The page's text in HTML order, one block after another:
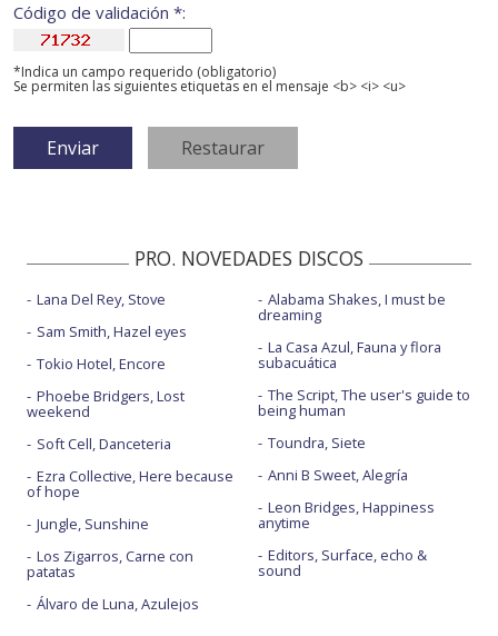
Código de validación *:
*Indica un campo requerido (obligatorio)
Se permiten las siguientes etiquetas en el mensaje <b> <i> <u>
PRO. NOVEDADES DISCOS
Lana Del Rey, Stove
Sam Smith, Hazel eyes
Tokio Hotel, Encore
Phoebe Bridgers, Lost
weekend
Soft Cell, Danceteria
Ezra Collective, Here because
of hope
Jungle, Sunshine
Los Zigarros, Carne con
patatas
Álvaro de Luna, Azulejos
Alabama Shakes, I must be
dreaming
La Casa Azul, Fauna y flora
subacuática
The Script, The user's guide to
being human
Toundra, Siete
Anni B Sweet, Alegría
Leon Bridges, Happiness
anytime
Editors, Surface, echo &
sound